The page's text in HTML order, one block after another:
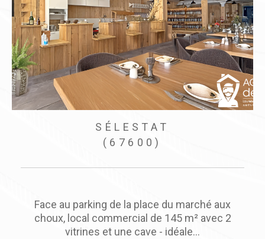
SÉLESTAT
(67600)
Sélestat Centre-Ville, très beau magasin d'angle
en emplacement n°1 - Surface commercial de
66 m² + réserves de 60...